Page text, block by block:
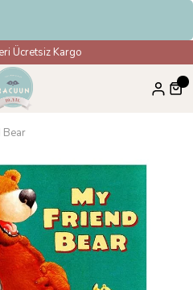
Ücretsiz Kargo
Bear